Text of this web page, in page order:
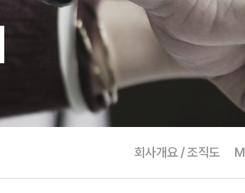
회사개요 / 조직도